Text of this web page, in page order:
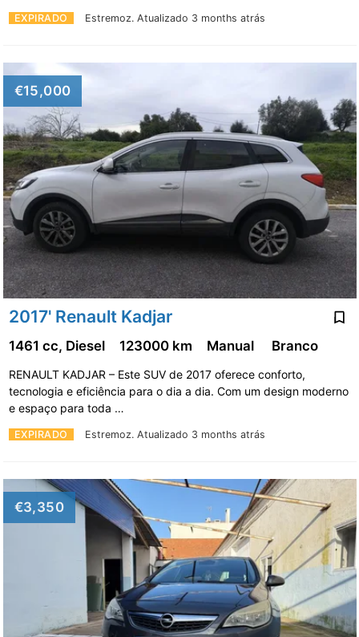
EXPIRADO Estremoz. Atualizado 3 months atrás
€15,000
2017' Renault Kadjar
EXPIRADO Estremoz. Atualizado 3 months atrás
1461 cc, Diesel 123000 km Manual Branco
RENAULT KADJAR – Este SUV de 2017 oferece conforto,
tecnologia e eficiência para o dia a dia. Com um design moderno
e espaço para toda …
€3,350